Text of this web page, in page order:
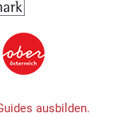
ausbilden.